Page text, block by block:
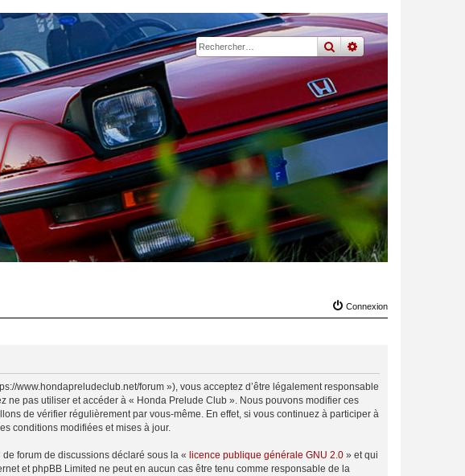
rechercher
recherche
Connexion
www.hondapreludeclub.net/forum »), vous acceptez d’être légalement responsable
ne pas utiliser et accéder à « Honda Prelude Club ». Nous pouvons modifier ces
de vérifier régulièrement par vous-même. En effet, si vous continuez à participer à
conditions modifiées et mises à jour.
forum de discussions déclaré sous la « licence publique générale GNU 2.0 » et qui
et phpBB Limited ne peut en aucun cas être tenu comme responsable de la